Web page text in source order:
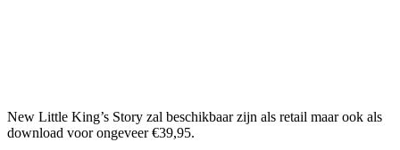
New Little King’s Story zal beschikbaar zijn als retail maar ook als
download voor ongeveer €39,95.